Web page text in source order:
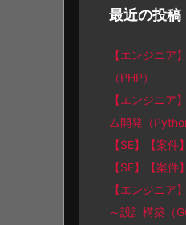
最近の投稿
【エンジニア
（PHP）
【エンジニア
ム開発（
【SE】【案
【SE】【案
【エンジニア
～設計構築（